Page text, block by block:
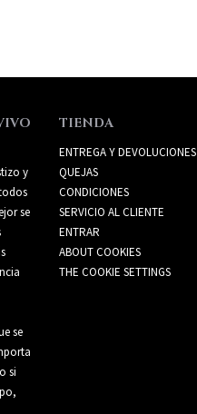
y
se
se
si
TIENDA
ENTREGA Y DEVOLUCIONES
QUEJAS
CONDICIONES
SERVICIO AL CLIENTE
ENTRAR
ABOUT COOKIES
THE COOKIE SETTINGS